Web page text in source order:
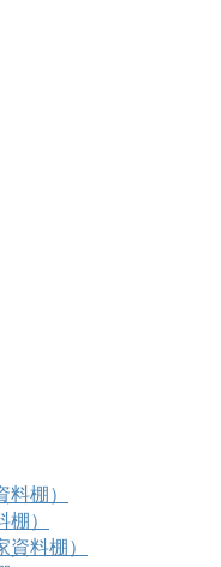
棚）
）
料棚）